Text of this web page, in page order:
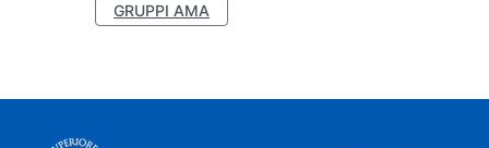
GRUPPI AMA